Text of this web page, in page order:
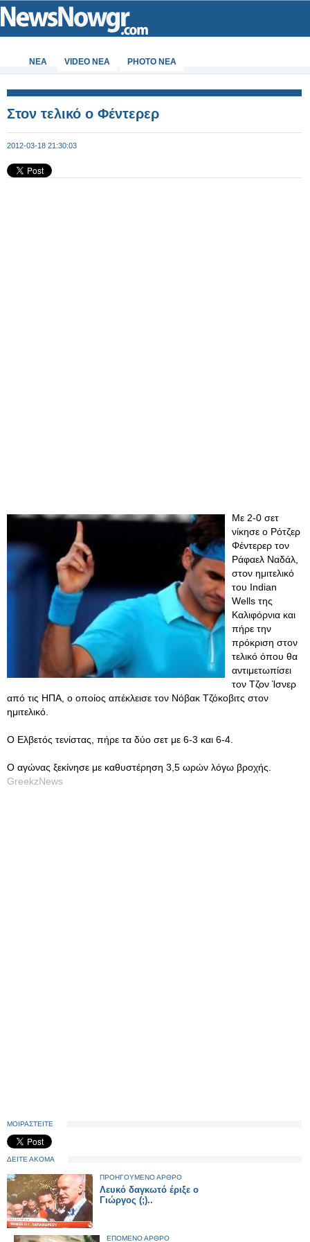
ΝΕΑ VIDEO NEA PHOTO NEA
Στον τελικό ο Φέντερερ
2012-03-18 21:30:03
Με 2-0 σετ
νίκησε ο Ρότζερ
Φέντερερ τον
Ράφαελ Ναδάλ,
στον ημιτελικό
του Indian
Wells της
Καλιφόρνια και
πήρε την
πρόκριση στον
τελικό όπου θα
αντιμετωπίσει
τον Τζον Ίσνερ
από τις ΗΠΑ, ο οποίος απέκλεισε τον Νόβακ Τζόκοβιτς στον
ημιτελικό.
Ο Ελβετός τενίστας, πήρε τα δύο σετ με 6-3 και 6-4.
Ο αγώνας ξεκίνησε με καθυστέρηση 3,5 ωρών λόγω βροχής.
GreekzNews
ΜΟΙΡΑΣΤΕΙΤΕ
ΔΕΙΤΕ ΑΚΟΜΑ
ΠΡΟΗΓΟΥΜΕΝΟ ΑΡΘΡΟ
Λευκό δαγκωτό έριξε ο
Γιώργος (;)..
ΕΠΟΜΕΝΟ ΑΡΘΡΟ